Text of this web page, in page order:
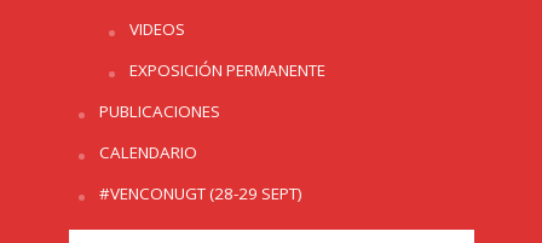
VIDEOS
EXPOSICIÓN PERMANENTE
PUBLICACIONES
CALENDARIO
#VENCONUGT (28-29 SEPT)